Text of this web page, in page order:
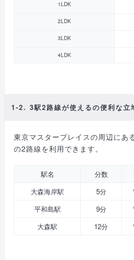
1LDK
2LDK
3LDK
4LDK
1-2. 3駅2路線が使えるの便利な立
東京マスタープレイスの周辺にあ
の2路線を利用できます。
駅名 分数
大森海岸駅
5分
平和島駅
9分
大森駅
12分